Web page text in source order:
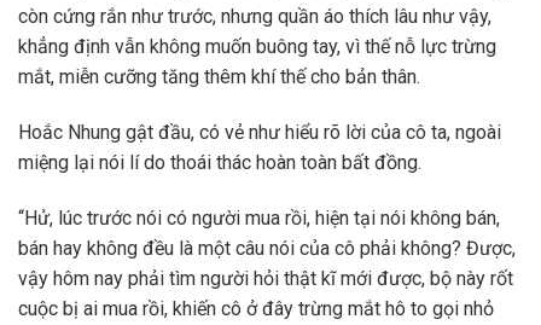
còn cứng rắn như trước, nhưng quần áo thích lâu như vậy,
khẳng định vẫn không muốn buông tay, vì thế nỗ lực trừng
mắt, miễn cưỡng tăng thêm khí thế cho bản thân.
Hoắc Nhung gật đầu, có vẻ như hiểu rõ lời của cô ta, ngoài
miệng lại nói lí do thoái thác hoàn toàn bất đồng.
“Hử, lúc trước nói có người mua rồi, hiện tại nói không bán,
bán hay không đều là một câu nói của cô phải không? Được,
vậy hôm nay phải tìm người hỏi thật kĩ mới được, bộ này rốt
cuộc bị ai mua rồi, khiến cô ở đây trừng mắt hô to gọi nhỏ